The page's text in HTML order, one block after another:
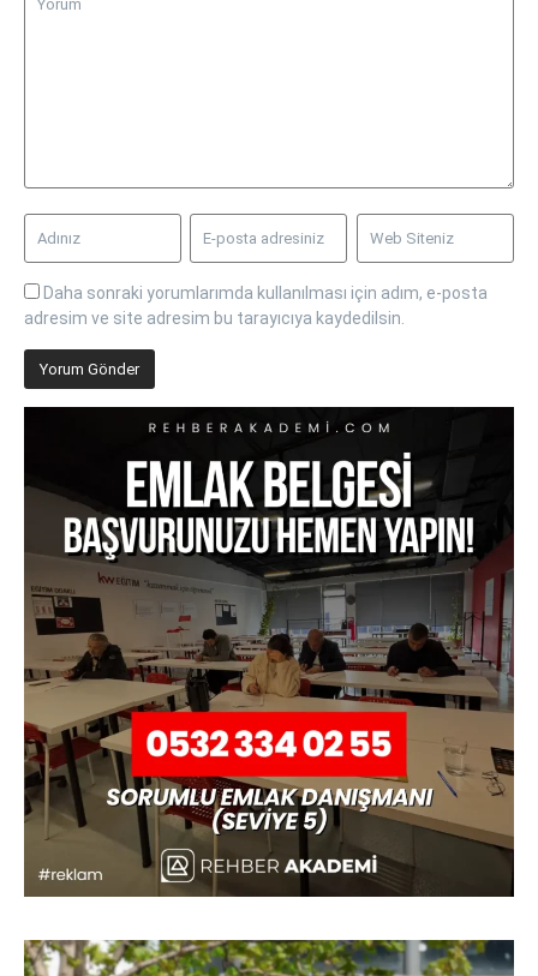
Daha sonraki yorumlarımda kullanılması için adım, e-posta
adresim ve site adresim bu tarayıcıya kaydedilsin.